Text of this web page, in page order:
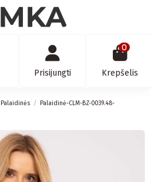
Prisijungti
0
Krepšelis
Palaidinės
Palaidinė-CLM-BZ-0039.48-